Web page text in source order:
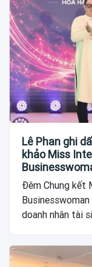
Lê Phan ghi
khảo Miss
tỏa giá trị của
Đêm Chung kết
doanh nhân tài